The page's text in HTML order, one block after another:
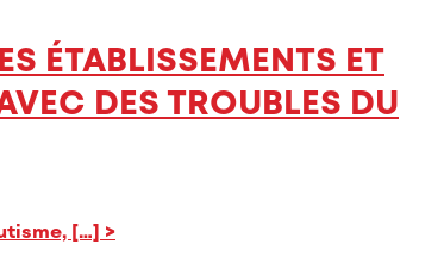
ÉTABLISSEMENTS ET
DES TROUBLES DU
[…] >